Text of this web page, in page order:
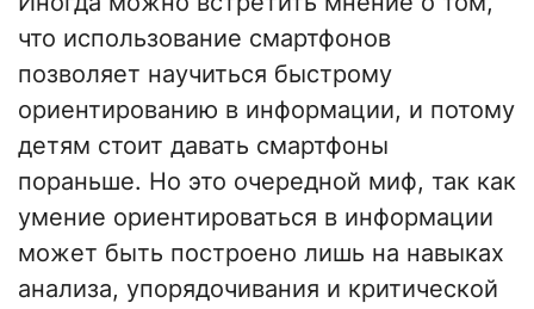
что использование смартфонов
позволяет научиться быстрому
ориентированию в информации, и потому
детям стоит давать смартфоны
пораньше. Но это очередной миф, так как
умение ориентироваться в информации
может быть построено лишь на навыках
анализа, упорядочивания и критической